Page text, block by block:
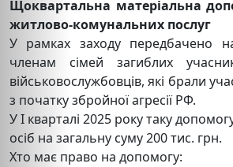
Щоквартальна матеріальна
житлово-комунальних послуг
У рамках заходу передбачено
членам сімей загиблих
військовослужбовців, які брали
з початку збройної агресії РФ.
У І кварталі 2025 року таку
осіб на загальну суму 200 тис. грн.
Хто має право на допомогу: